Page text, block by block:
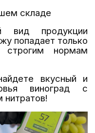
складе
продукции
попадает только
строгим нормам
вкусный и
виноград с